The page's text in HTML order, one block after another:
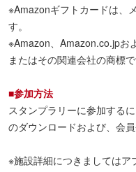
※Amazonギフトカードは、
す。
※Amazon、Amazon.co.jpお
またはその関連会社の商標で
■参加方法
スタンプラリーに参加する
のダウンロードおよび、会員
※施設詳細につきましてはア